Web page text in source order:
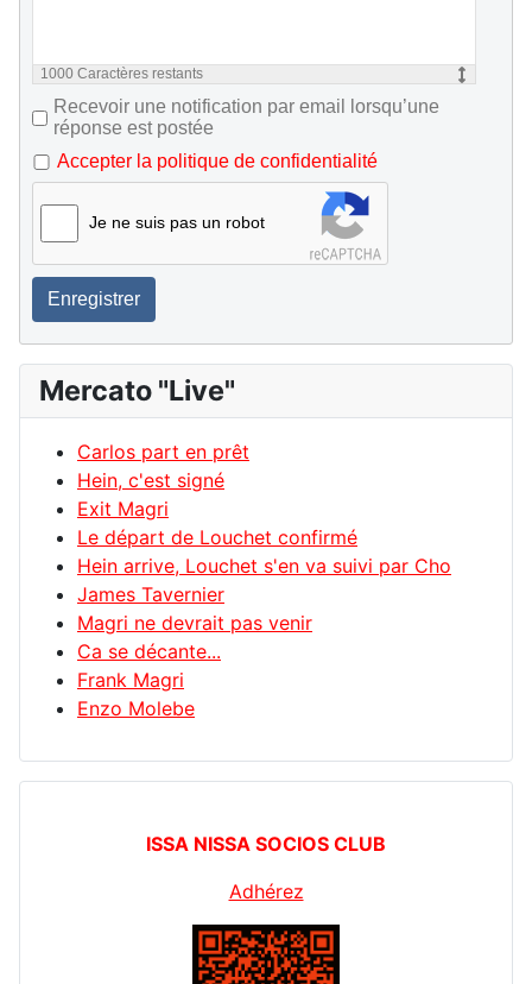
1000 Caractères restants
Recevoir une notification par email lorsqu’une
réponse est postée
Accepter la politique de confidentialité
Je ne suis pas un robot
Enregistrer
Mercato "Live"
Carlos part en prêt
Hein, c'est signé
Exit Magri
Le départ de Louchet confirmé
Hein arrive, Louchet s'en va suivi par Cho
James Tavernier
Magri ne devrait pas venir
Ca se décante...
Frank Magri
Enzo Molebe
ISSA NISSA SOCIOS CLUB
Adhérez